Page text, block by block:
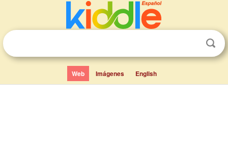
Web Imágenes English